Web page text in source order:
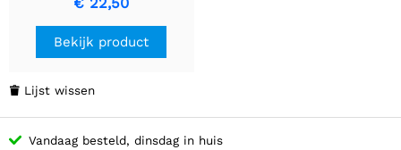
tot 5Gbps
overdrachtssnelheid, geen
stuurprogramma nodig,
5 PCIe-adapter
Bekijk product
 Lijst wissen
Vandaag besteld, dinsdag in huis